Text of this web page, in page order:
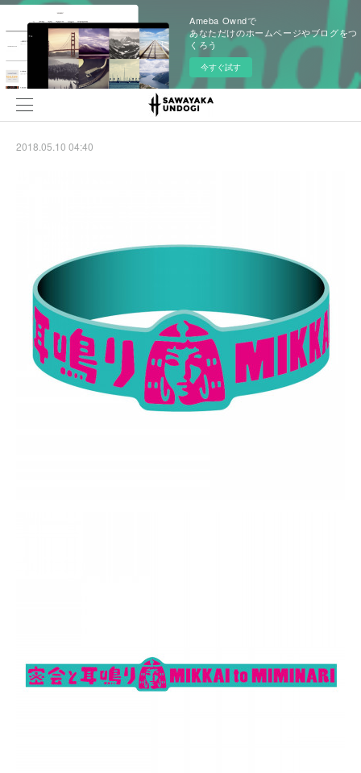
Ameba Owndで
あなただけのホームページやブログをつ
くろう
今すぐ試す
2018.05.10 04:40